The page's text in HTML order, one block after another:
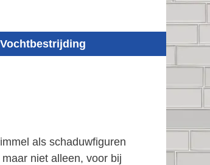
Vochtbestrijding
als schaduwfiguren
niet alleen, voor bij